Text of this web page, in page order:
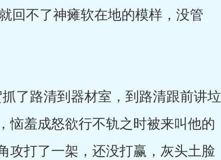
回不了神瘫软在地的模样，没管
了路清到器材室，到路清跟前讲垃
恼羞成怒欲行不轨之时被来叫他的
攻打了一架，还没打赢，灰头土脸